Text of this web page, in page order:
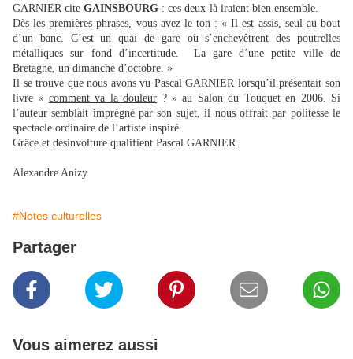
GARNIER cite GAINSBOURG : ces deux-là iraient bien ensemble.
Dès les premières phrases, vous avez le ton : « Il est assis, seul au bout
d’un banc. C’est un quai de gare où s’enchevêtrent des poutrelles
métalliques sur fond d’incertitude.
La gare d’une petite ville de
Bretagne, un dimanche d’octobre. »
Il se trouve que nous avons vu Pascal GARNIER lorsqu’il présentait son
livre « comment va la douleur ? » au Salon du Touquet en 2006. Si
l’auteur semblait imprégné par son sujet, il nous offrait par politesse le
spectacle ordinaire de l’artiste inspiré.
Grâce et désinvolture qualifient Pascal GARNIER.
Alexandre Anizy
#Notes culturelles
Partager
Vous aimerez aussi